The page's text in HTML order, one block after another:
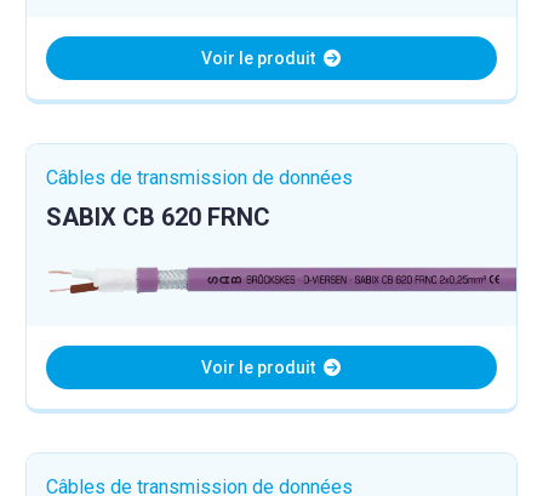
Voir le produit
Câbles de transmission de données
SABIX CB 620 FRNC
Voir le produit
Câbles de transmission de données